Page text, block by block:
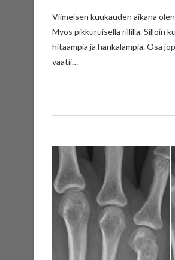
Viimeisen kuukauden aikana olen todennut, että luoja on syystäkin luonut ihmiselle kaksi kättä ja jokaisella sormella on tehtävänsä.
Myös pikkuruisella rillillä. Silloin
hitaampia ja hankalampia. Osa
vaatii…